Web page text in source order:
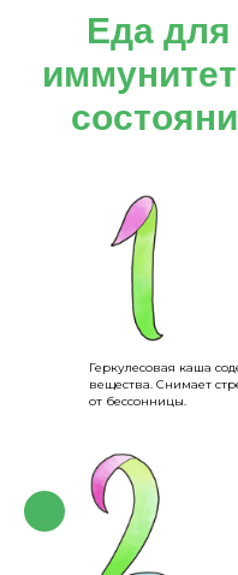
Еда
Геркулесовая каша
вещества. Снимает
от бессонницы.